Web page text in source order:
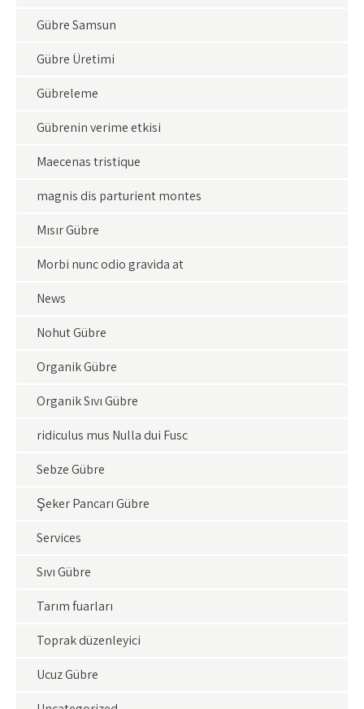
Gübre Samsun
Gübre Üretimi
Gübreleme
Gübrenin verime etkisi
Maecenas tristique
magnis dis parturient montes
Mısır Gübre
Morbi nunc odio gravida at
News
Nohut Gübre
Organik Gübre
Organik Sıvı Gübre
ridiculus mus Nulla dui Fusc
Sebze Gübre
Şeker Pancarı Gübre
Services
Sıvı Gübre
Tarım fuarları
Toprak düzenleyici
Ucuz Gübre